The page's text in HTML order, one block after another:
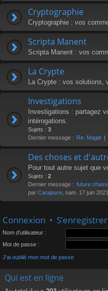
Cryptographie
Cryptographie : vos
Scripta Manent
Scripta Manent : vos
La Crypte
La Crypte : vos solutions,
Investigations
Investigations : partagez
intérogations.
Sujets : 3
Dernier message : Re: Magie
Des choses et
Pour tout autre sujet que
Sujets : 2
Dernier message : future
par Carapuce , sam. 17 juin
Connexion • S’enregistrer
Nom d’utilisateur :
Mot de passe :
J’ai oublié mon mot de passe
Qui est en ligne